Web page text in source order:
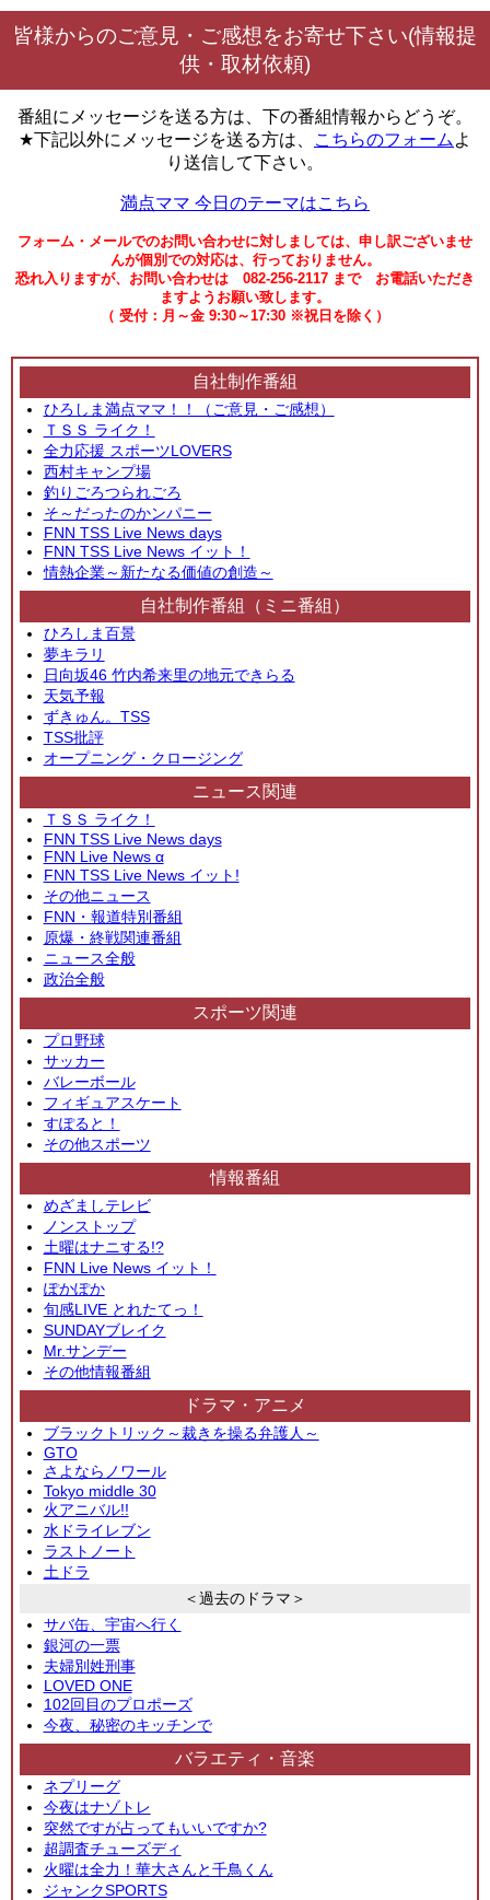
皆様からのご意見・ご感想をお寄せ下さい(情報提
供・取材依頼)
番組にメッセージを送る方は、下の番組情報からどうぞ。
★下記以外にメッセージを送る方は、
こちらのフォーム よ
り送信して下さい。
満点ママ 今日のテーマはこちら
フォーム・メールでのお問い合わせに対しましては、申し訳ございませ
んが個別での対応は、行っておりません。
恐れ入りますが、お問い合わせは 082-256-2117 まで お電話いただき
ますようお願い致します。
（ 受付：月～金 9:30～17:30 ※祝日を除く）
自社制作番組
ひろしま満点ママ！！（ご意見・ご感想）
ＴＳＳ ライク！
全力応援 スポーツLOVERS
西村キャンプ場
釣りごろつられごろ
そ～だったのかンパニー
FNN TSS Live News days
FNN TSS Live News イット！
情熱企業～新たなる価値の創造～
自社制作番組（ミニ番組）
ひろしま百景
夢キラリ
日向坂46 竹内希来里の地元できらる
天気予報
ずきゅん。TSS
TSS批評
オープニング・クロージング
ニュース関連
ＴＳＳ ライク！
FNN TSS Live News days
FNN Live News α
FNN TSS Live News イット!
その他ニュース
FNN・報道特別番組
原爆・終戦関連番組
ニュース全般
政治全般
スポーツ関連
プロ野球
サッカー
バレーボール
フィギュアスケート
すぽると！
その他スポーツ
情報番組
めざましテレビ
ノンストップ
土曜はナニする!?
FNN Live News イット！
ぽかぽか
旬感LIVE とれたてっ！
SUNDAYブレイク
Mr.サンデー
その他情報番組
ドラマ・アニメ
ブラックトリック～裁きを操る弁護人～
GTO
さよならノワール
Tokyo middle 30
火アニバル!!
水ドライレブン
ラストノート
土ドラ
＜過去のドラマ＞
サバ缶、宇宙へ行く
銀河の一票
夫婦別姓刑事
LOVED ONE
102回目のプロポーズ
今夜、秘密のキッチンで
バラエティ・音楽
ネプリーグ
今夜はナゾトレ
突然ですが占ってもいいですか?
超調査チューズディ
火曜は全力！華大さんと千鳥くん
ジャンクSPORTS